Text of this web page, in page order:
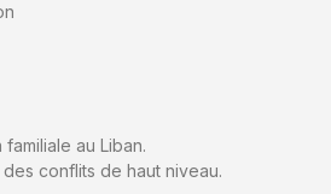
au Liban.
conflits de haut niveau.